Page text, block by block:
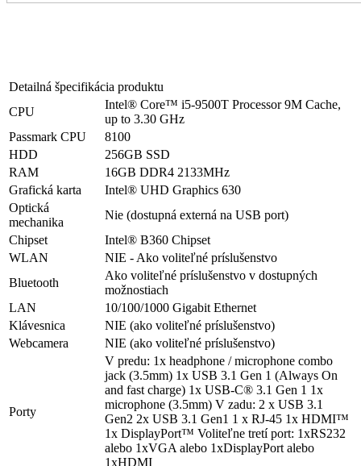
Detailná špecifikácia produktu
CPU
Intel® Core™ i5-9500T Processor 9M Cache,
up to 3.30 GHz
Passmark CPU
8100
HDD
256GB SSD
RAM
16GB DDR4 2133MHz
Grafická karta
Intel® UHD Graphics 630
Optická
mechanika
Nie (dostupná externá na USB port)
Chipset
Intel® B360 Chipset
WLAN
NIE - Ako voliteľné príslušenstvo
Bluetooth
Ako voliteľné príslušenstvo v dostupných
možnostiach
LAN
10/100/1000 Gigabit Ethernet
Klávesnica
NIE (ako voliteľné príslušenstvo)
Webcamera
NIE (ako voliteľné príslušenstvo)
Porty
V predu: 1x headphone / microphone combo
jack (3.5mm) 1x USB 3.1 Gen 1 (Always On
and fast charge) 1x USB-C® 3.1 Gen 1 1x
microphone (3.5mm) V zadu: 2 x USB 3.1
Gen2 2x USB 3.1 Gen1 1 x RJ-45 1x HDMI™
1x DisplayPort™ Voliteľne tretí port: 1xRS232
alebo 1xVGA alebo 1xDisplayPort alebo
1xHDMI